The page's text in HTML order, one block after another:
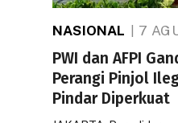
NASIONAL 7
PWI dan AFPI
Perangi Pinjol
Pindar Diperkuat